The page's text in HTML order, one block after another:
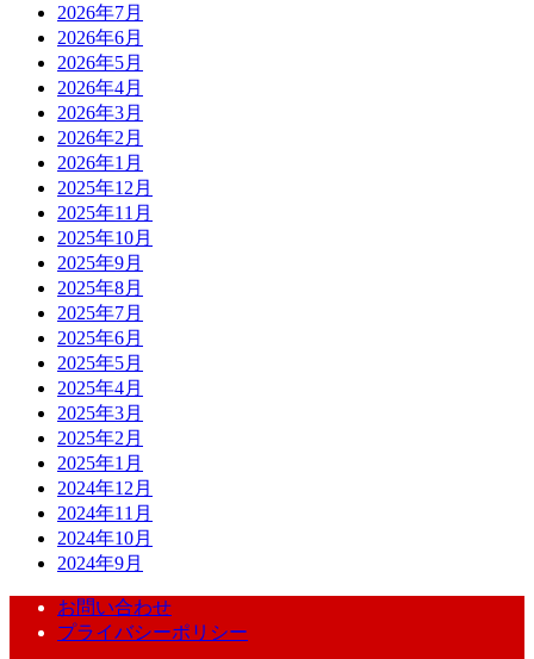
2026年7月
2026年6月
2026年5月
2026年4月
2026年3月
2026年2月
2026年1月
2025年12月
2025年11月
2025年10月
2025年9月
2025年8月
2025年7月
2025年6月
2025年5月
2025年4月
2025年3月
2025年2月
2025年1月
2024年12月
2024年11月
2024年10月
2024年9月
お問い合わせ
プライバシーポリシー